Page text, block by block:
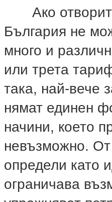
Ако
България не
много и
или трета
така, най-вече
нямат единен
начини, което
невъзможно. От
определи като
ограничава